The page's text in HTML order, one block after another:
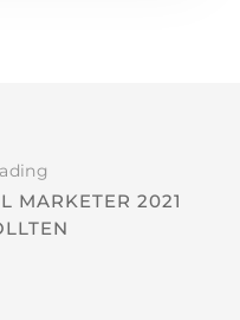
MARKETER 2021